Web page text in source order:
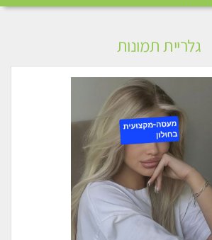
גלריית תמונות